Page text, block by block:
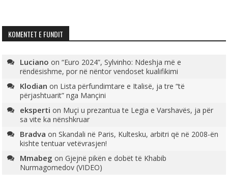
KOMENTET E FUNDIT
Luciano on“Euro 2024”, Sylvinho: Ndeshja më e
rëndësishme, por në nëntor vendoset kualifikimi
Klodian on Lista përfundimtare e Italisë, ja tre “të
përjashtuarit” nga Mançini
eksperti on Muçi u prezantua te Legia e Varshavës, ja për
sa vite ka nënshkruar
Bradva onSkandali në Paris, Kultesku, arbitri që në 2008-ën
kishte tentuar vetëvrasjen!
Mmabeg onGjejnë pikën e dobët të Khabib
Nurmagomedov (VIDEO)